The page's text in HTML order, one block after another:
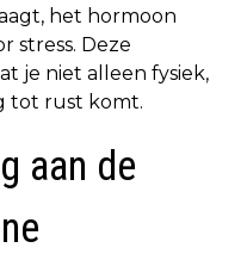
het hormoon
stress. Deze
je niet alleen fysiek,
tot rust komt.
aan de